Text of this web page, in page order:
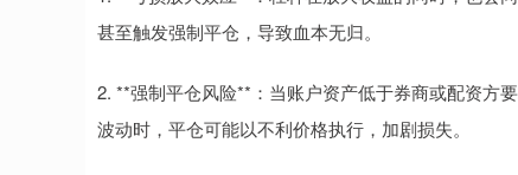
甚至触发强制平仓，导致血本无归。
2. **强制平仓风险**：当账户资产低于券商或配资方
波动时，平仓可能以不利价格执行，加剧损失。